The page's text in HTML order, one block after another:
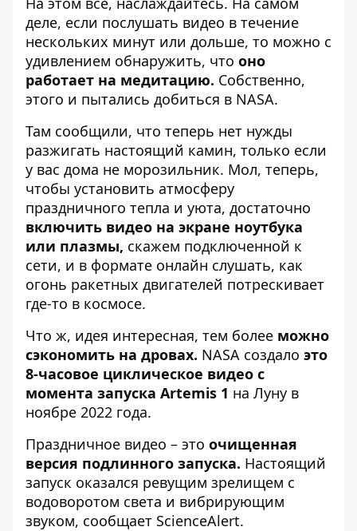
деле, если послушать видео в течение
нескольких минут или дольше, то можно с
удивлением обнаружить, что оно
работает на медитацию. Собственно,
этого и пытались добиться в NASA.
Там сообщили, что теперь нет нужды
разжигать настоящий камин, только если
у вас дома не морозильник. Мол, теперь,
чтобы установить атмосферу
праздничного тепла и уюта, достаточно
включить видео на экране ноутбука
или плазмы, скажем подключенной к
сети, и в формате онлайн слушать, как
огонь ракетных двигателей потрескивает
где-то в космосе.
Что ж, идея интересная, тем более можно
сэкономить на дровах. NASA создало это
8-часовое циклическое видео с
момента запуска Artemis 1 на Луну в
ноябре 2022 года.
Праздничное видео – это очищенная
версия подлинного запуска. Настоящий
запуск оказался ревущим зрелищем с
водоворотом света и вибрирующим
звуком, сообщает ScienceAlert.